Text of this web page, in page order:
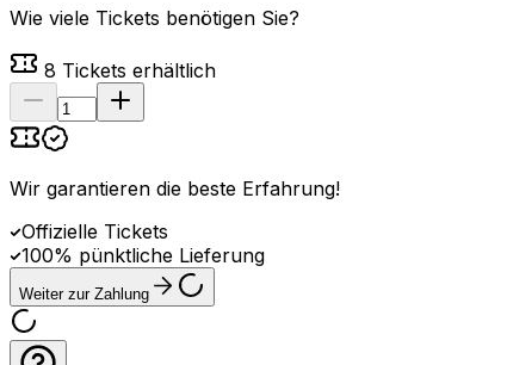
Wie viele Tickets benötigen Sie?
8 Tickets erhältlich
Wir garantieren die beste Erfahrung!
Offizielle Tickets
100% pünktliche Lieferung
Weiter zur Zahlung